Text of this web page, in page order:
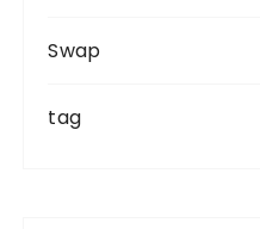
Swap
tag